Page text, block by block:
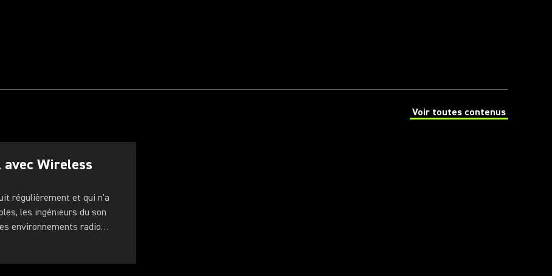
Voir toutes contenus
(Opens in a new tab)
Wireless
régulièrement et qui n'a
les ingénieurs du son
environnements radio